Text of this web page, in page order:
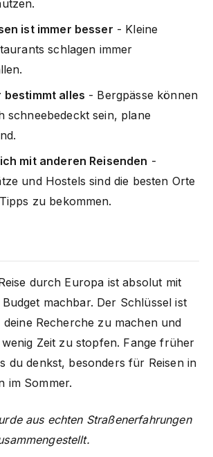
ist immer besser - Kleine
schlagen immer
bestimmt alles - Bergpässe können
schneebedeckt sein, plane
mit anderen Reisenden -
und Hostels sind die besten Orte
zu bekommen.
durch Europa ist absolut mit
machbar. Der Schlüssel ist
Recherche zu machen und
Zeit zu stopfen. Fange früher
du denkst, besonders für Reisen in
im Sommer.
aus echten Straßenerfahrungen